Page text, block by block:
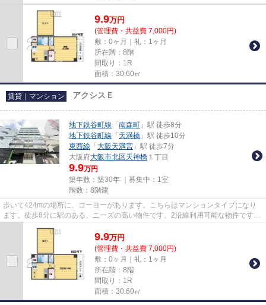
9.9万円
(管理費・共益費 7,000円)
敷：0ヶ月｜礼：1ヶ月
所在階：8階
間取り：1R
面積：30.60㎡
賃貸｜マンション アクシスＥ
地下鉄谷町線 「 南森町 」駅 徒歩8分
地下鉄谷町線 「 天満橋 」駅 徒歩10分
東西線 「 大阪天満宮 」駅 徒歩7分
大阪府大阪市北区天神橋 １丁目
9.9万円
築年数：築30年 ｜募集中： 1室
階数：8階建
歩いて424mの場所に、コーヨーがあります。こちらはマンションタイプになり
ます。徒歩8分に駅のある、ニーズの高い物件です。2沿線利用可能な物件です。
9.9万円
(管理費・共益費 7,000円)
敷：0ヶ月｜礼：1ヶ月
所在階：8階
間取り：1R
面積：30.60㎡